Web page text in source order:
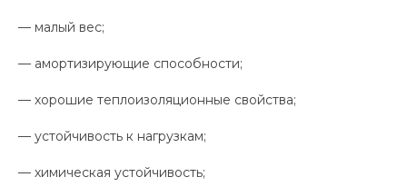
— малый вес;
— амортизирующие способности;
— хорошие теплоизоляционные свойства;
— устойчивость к нагрузкам;
— химическая устойчивость;